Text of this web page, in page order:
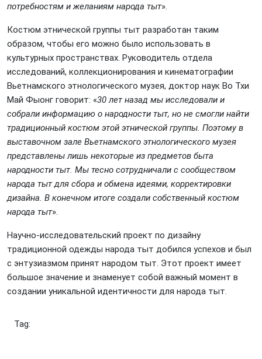
потребностям и желаниям народа тыт».
Костюм этнической группы тыт разработан таким
образом, чтобы его можно было использовать в
культурных пространствах. Руководитель отдела
исследований, коллекционирования и кинематографии
Вьетнамского этнологического музея, доктор наук Во Тхи
Май Фыонг говорит: «30 лет назад мы исследовали и
собрали информацию о народности тыт, но не смогли найти
традиционный костюм этой этнической группы. Поэтому в
выставочном зале Вьетнамского этнологического музея
представлены лишь некоторые из предметов быта
народности тыт. Мы тесно сотрудничали с сообществом
народа тыт для сбора и обмена идеями, корректировки
дизайна. В конечном итоге создали собственный костюм
народа тыт».
Научно-исследовательский проект по дизайну
традиционной одежды народа тыт добился успехов и был
с энтузиазмом принят народом тыт. Этот проект имеет
большое значение и знаменует собой важный момент в
создании уникальной идентичности для народа тыт.
Tag: